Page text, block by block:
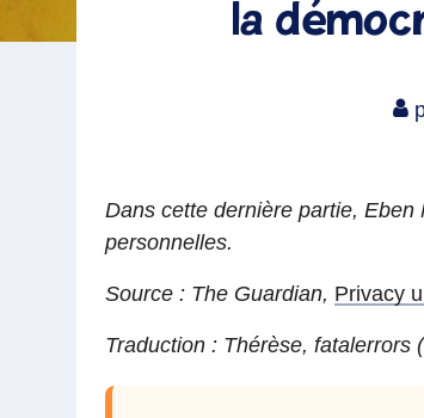
la
Dans cette dernière partie,
personnelles.
Source : The Guardian, Privacy
Traduction : Thérèse, fatalerrors